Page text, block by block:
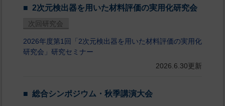
2次元検出器を用いた材料評価の実用化研究会
次回研究会
2026年度第1回「2次元検出器を用いた材料評価の実用化
研究会」研究セミナー
2026.6.30更新
総合シンポジウム・秋季講演大会